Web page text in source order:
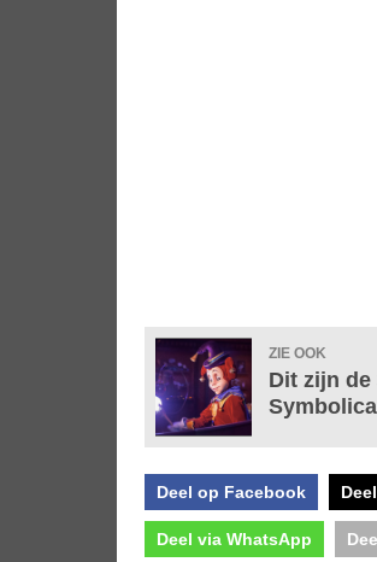
ZIE OOK
Dit zijn
Symbolica
Deel op Facebook
Deel via WhatsApp